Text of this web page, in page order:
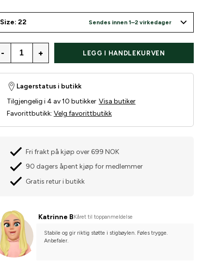
Size: 22 Sendes innen 1–2 virkedager
- + LEGG I HANDLEKURVEN
Lagerstatus i butikk
Tilgjengelig i 4 av 10 butikker Visa butiker
Favorittbutikk: Velg favorittbutikk
Fri frakt på kjøp over 699 NOK
90 dagers åpent kjøp for medlemmer
Gratis retur i butikk
Katrinne BKåret til toppanmeldelse
Stabile og gir riktig støtte i stigbøylen. Føles trygge.
Anbefaler.